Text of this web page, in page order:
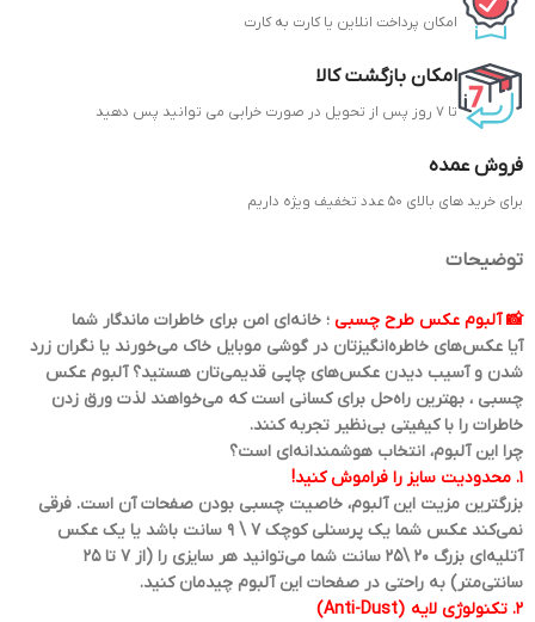
امکان پرداخت انلاین یا کارت به کارت
امکان بازگشت کالا
تا 7 روز پس از تحویل در صورت خرابی می توانید پس دهید
فروش عمده
برای خرید های بالای 50 عدد تخفیف ویژه داریم
توضیحات
📸 آلبوم عکس طرح چسبی ؛ خانه‌ای امن برای خاطرات ماندگار شما
آیا عکس‌های خاطره‌انگیزتان در گوشی موبایل خاک می‌خورند یا نگران زرد
شدن و آسیب دیدن عکس‌های چاپی قدیمی‌تان هستید؟ آلبوم عکس
چسبی ، بهترین راه‌حل برای کسانی است که می‌خواهند لذت ورق زدن
خاطرات را با کیفیتی بی‌نظیر تجربه کنند.
چرا این آلبوم، انتخاب هوشمندانه‌ای است؟
۱. محدودیت سایز را فراموش کنید!
بزرگترین مزیت این آلبوم، خاصیت چسبی بودن صفحات آن است. فرقی
نمی‌کند عکس شما یک پرسنلی کوچک 7 \ 9 سانت باشد یا یک عکس
آتلیه‌ای بزرگ 20 \25 سانت شما می‌توانید هر سایزی را (از ۷ تا ۲۵
سانتی‌متر) به راحتی در صفحات این آلبوم چیدمان کنید.
۲. تکنولوژی لایه (Anti-Dust)